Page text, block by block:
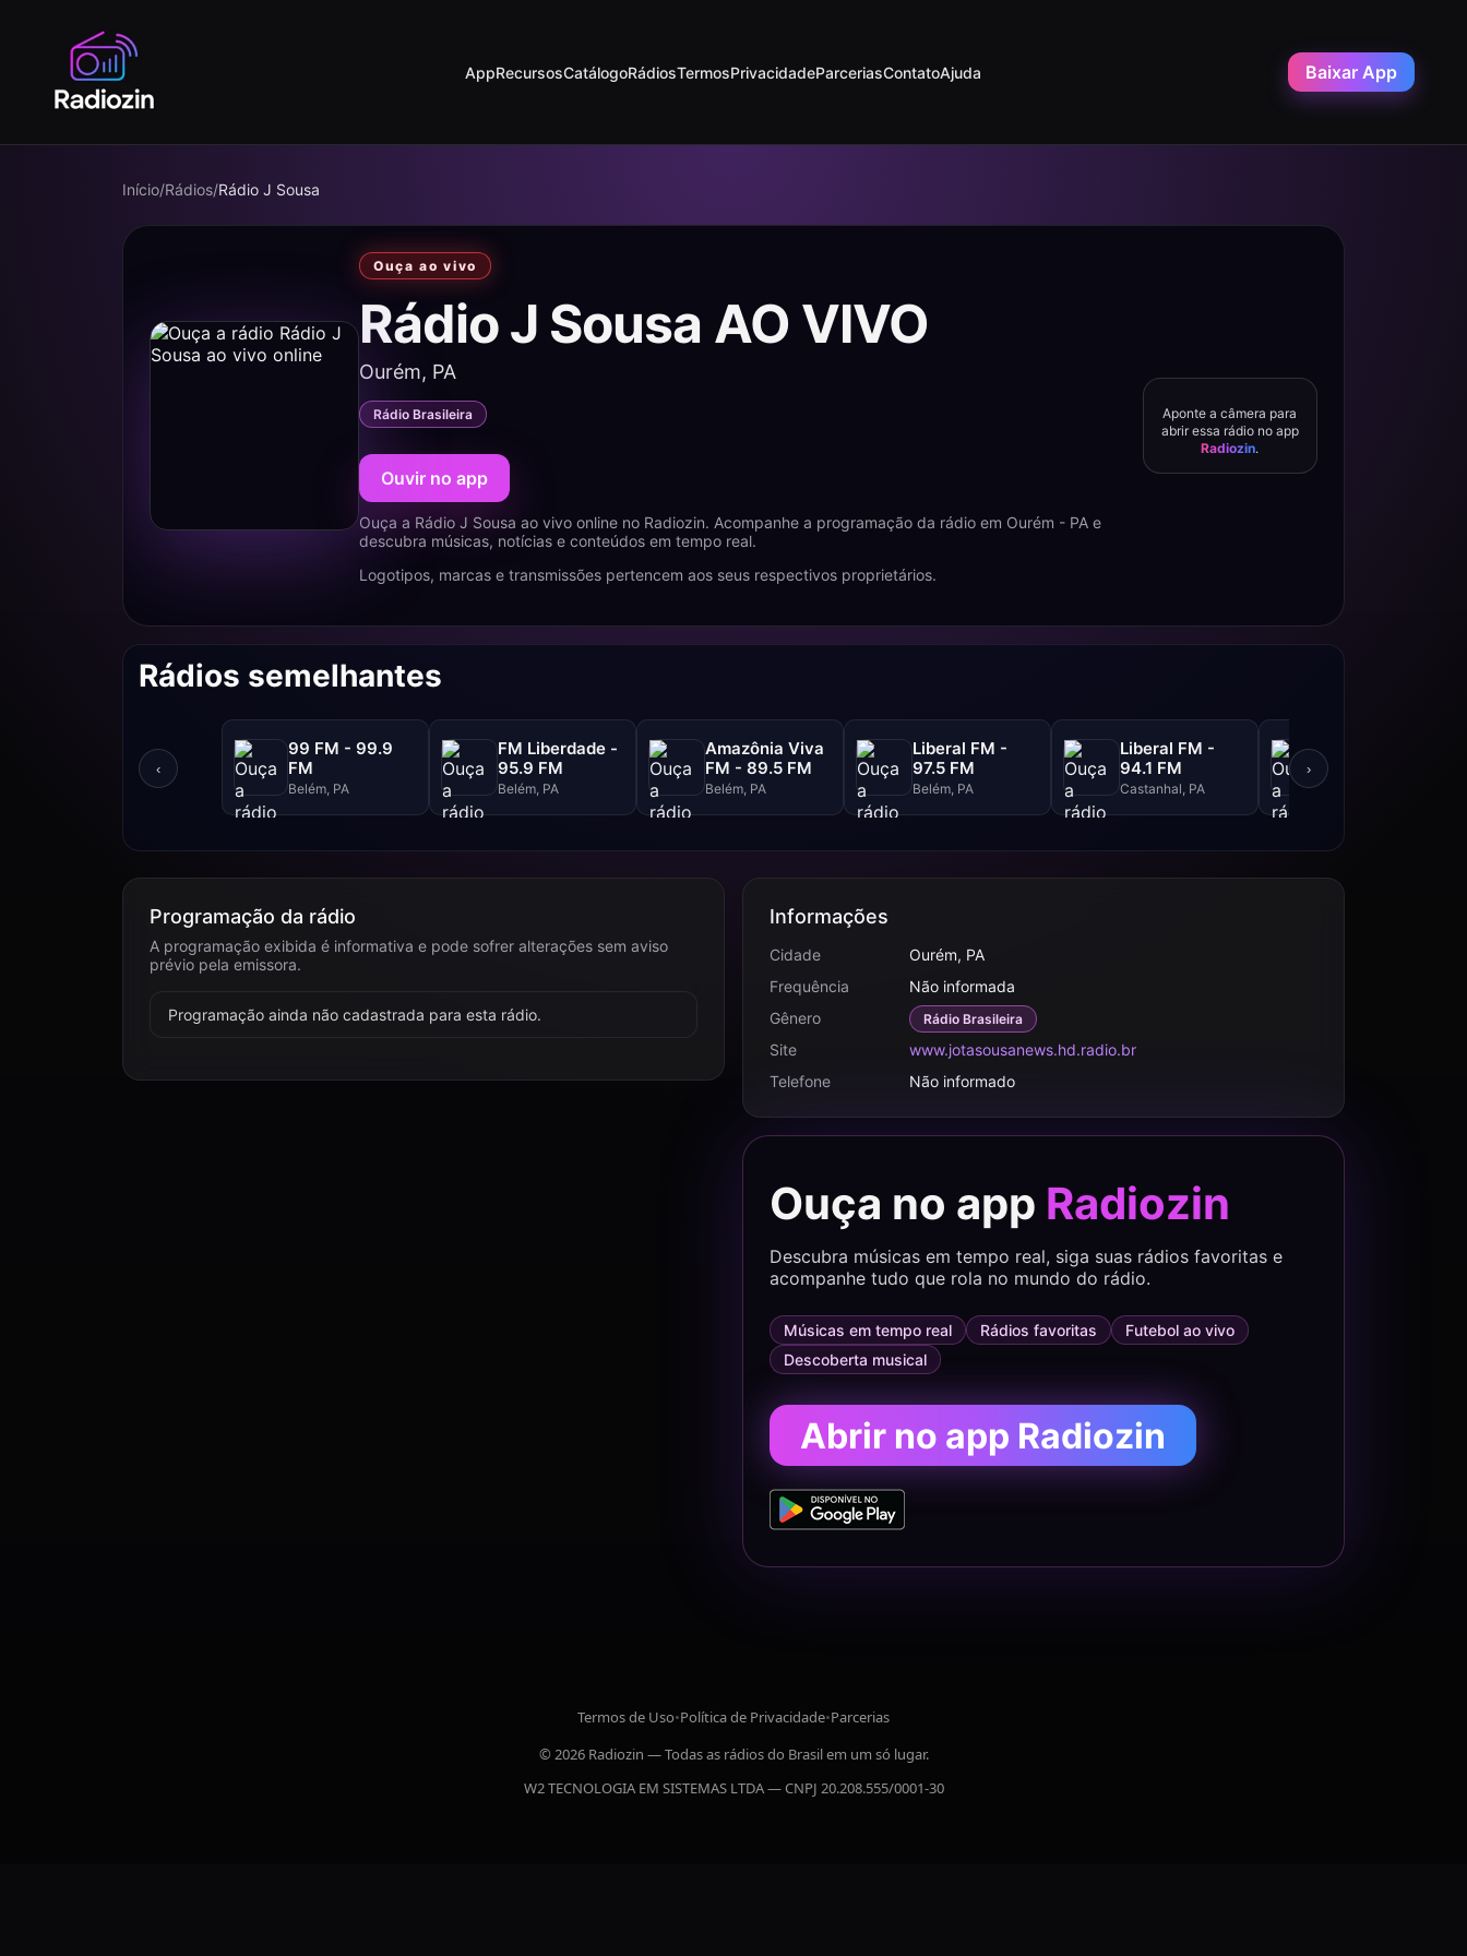
AppRecursosCatálogoRádiosTermosPrivacidadeParceriasContatoAjuda Baixar App
Início/Rádios/Rádio J Sousa
Ouça ao vivo
Rádio J Sousa AO VIVO
Ourém, PA
Rádio Brasileira
Ouvir no app
Ouça a Rádio J Sousa ao vivo online no Radiozin. Acompanhe a programação da rádio em Ourém - PA e
descubra músicas, notícias e conteúdos em tempo real.
Logotipos, marcas e transmissões pertencem aos seus respectivos proprietários.
Aponte a câmera para
abrir essa rádio no app
Radiozin.
Rádios semelhantes
‹
99 FM - 99.9
FM
Belém, PA
FM Liberdade -
95.9 FM
Belém, PA
Amazônia Viva
FM - 89.5 FM
Belém, PA
Liberal FM -
97.5 FM
Belém, PA
Liberal FM -
94.1 FM
Castanhal, PA
Santarém, PA
›
Programação da rádio
A programação exibida é informativa e pode sofrer alterações sem aviso
prévio pela emissora.
Programação ainda não cadastrada para esta rádio.
Informações
Cidade
Ourém, PA
Frequência
Não informada
Gênero
Rádio Brasileira
Site
www.jotasousanews.hd.radio.br
Telefone
Não informado
Ouça no app Radiozin
Descubra músicas em tempo real, siga suas rádios favoritas e
acompanhe tudo que rola no mundo do rádio.
Músicas em tempo real Rádios favoritas
Futebol ao vivo
Descoberta musical
Abrir no app Radiozin
Termos de Uso•Política de Privacidade•Parcerias
© 2026 Radiozin — Todas as rádios do Brasil em um só lugar.
W2 TECNOLOGIA EM SISTEMAS LTDA — CNPJ 20.208.555/0001-30